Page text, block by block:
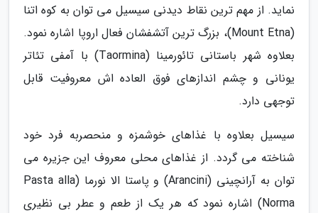
نماید. از مهم ترین نقاط دیدنی سیسیل می توان به کوه اتنا
(Mount Etna)، بزرگ ترین آتشفشان فعال اروپا اشاره نمود.
بعلاوه شهر باستانی تائورمینا (Taormina) با آمفی تئاتر
یونانی و چشم اندازهای فوق العاده اش معروفیت قابل
توجهی دارد.
سیسیل بعلاوه با غذاهای خوشمزه و منحصربه فرد خود
شناخته می گردد. از غذاهای محلی معروف این جزیره می
توان به آرانچینی (Arancini) و پاستا الا نورما (Pasta alla
Norma) اشاره نمود که هر یک از طعم و عطر بی نظیری